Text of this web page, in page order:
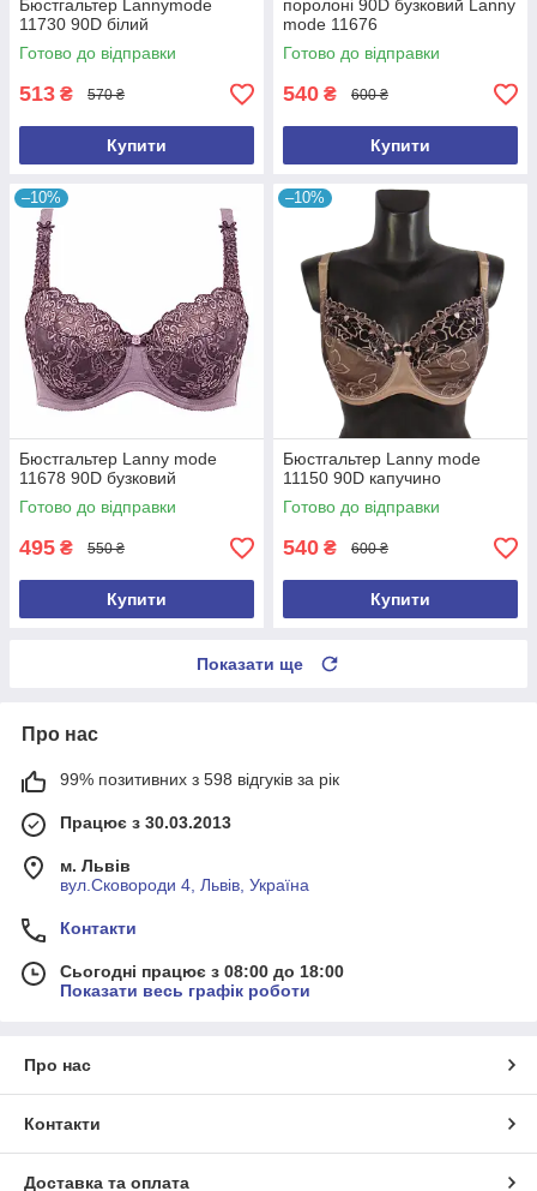
Бюстгальтер Lannymode
11730 90D білий
Готово до відправки
513 ₴ 570 ₴
Купити
поролоні 90D бузковий Lanny
mode 11676
Готово до відправки
540 ₴ 600 ₴
Купити
–10%
Бюстгальтер Lanny mode
11678 90D бузковий
Готово до відправки
495 ₴ 550 ₴
Купити
–10%
Бюстгальтер Lanny mode
11150 90D капучино
Готово до відправки
540 ₴ 600 ₴
Купити
Показати ще
Про нас
99% позитивних з 598 відгуків за рік
Працює з 30.03.2013
м. Львів
вул.Сковороди 4, Львів, Україна
Контакти
Сьогодні працює з 08:00 до 18:00
Показати весь графік роботи
Про нас
Контакти
Доставка та оплата